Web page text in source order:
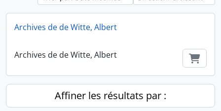
Archives de de Witte, Albert
Archives de de Witte, Albert
Affiner les résultats par :